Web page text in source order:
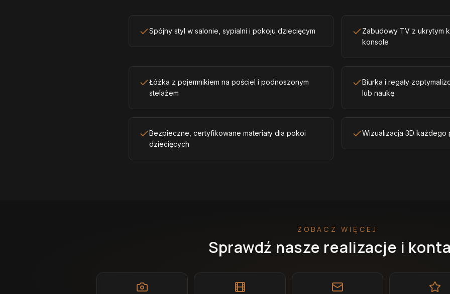
Spójny styl w salonie, sypialni i pokoju dziecięcym
Zabudowy TV z ukrytym
konsole
Łóżka z pojemnikiem na pościel i podnoszonym
stelażem
Biurka i regały
lub naukę
Bezpieczne, certyfikowane materiały dla pokoi
dziecięcych
Wizualizacja 3D
ZOBACZ WIĘCEJ
Sprawdź nasze realizacje i